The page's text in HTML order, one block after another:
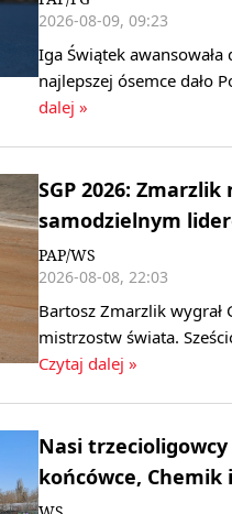
2026-08-09, 09:23
Iga Świątek
najlepszej ósemce dało
dalej »
SGP 2026:
samodzielnym
PAP/WS
2026-08-08, 22:03
Bartosz Zmarzlik wygrał
mistrzostw świata.
Czytaj dalej »
Nasi
końcówce, Chemik